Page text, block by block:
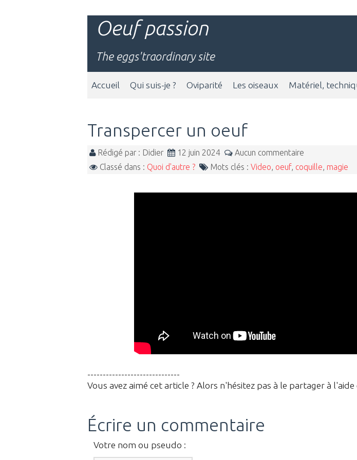
Oeuf passion
The eggs'traordinary site
Accueil Qui suis-je ? Oviparité Les oiseaux Matériel,
Transpercer un oeuf
Rédigé par : Didier 12 juin 2024
Aucun commentaire
Classé dans : Quoi d'autre ? Mots clés : Video oeuf, coquille magie
------------------------------
Vous avez aimé cet article ? Alors n'hésitez pas à le partager à
Écrire un commentaire
Votre nom ou pseudo :